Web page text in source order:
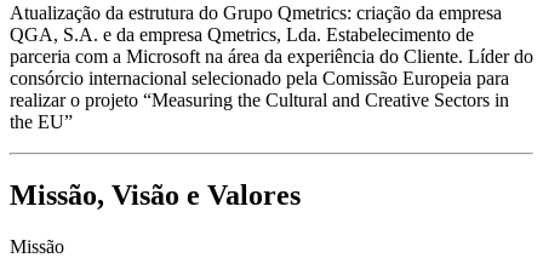
Atualização da estrutura do Grupo Qmetrics: criação da empresa
QGA, S.A. e da empresa Qmetrics, Lda. Estabelecimento de
parceria com a Microsoft na área da experiência do Cliente. Líder do
consórcio internacional selecionado pela Comissão Europeia para
realizar o projeto “Measuring the Cultural and Creative Sectors in
the EU”
Missão, Visão e Valores
Missão